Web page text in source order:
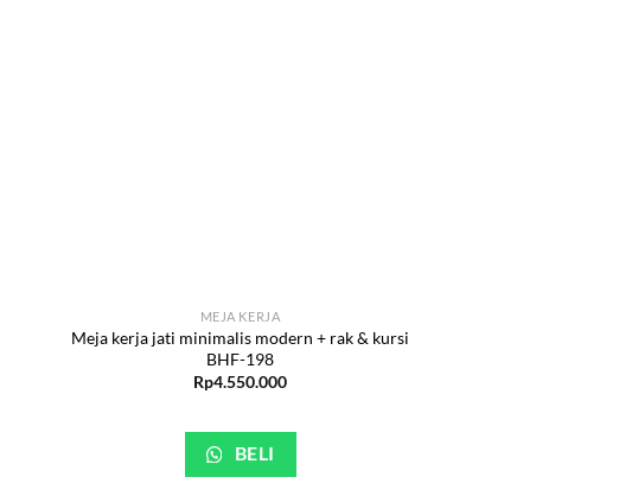
MEJA KERJA
Meja kerja jati minimalis modern + rak & kursi
BHF-198
Rp4.550.000
BELI